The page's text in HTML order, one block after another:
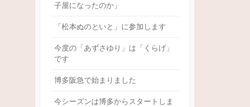
子屋になったのか」
「松本ぬのといと」に参加します
今度の「あずさゆり」は「くらげ」
です
博多阪急で始まりました
今シーズンは博多からスタートしま